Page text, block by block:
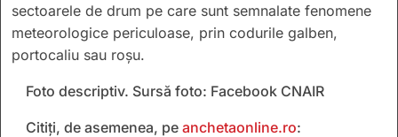
sectoarele de drum pe care sunt semnalate fenomene
meteorologice periculoase, prin codurile galben,
portocaliu sau roșu.
Foto descriptiv. Sursă foto: Facebook CNAIR
Citiți, de asemenea, pe anchetaonline.ro: